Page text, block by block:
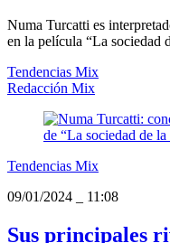
Numa Turcatti es
en la película “La sociedad
Tendencias Mix
Redacción Mix
Tendencias Mix
09/01/2024
11:08
Sus principales